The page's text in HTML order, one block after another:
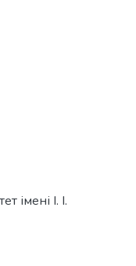
імені І. І.